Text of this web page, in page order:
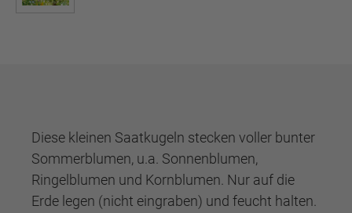
Diese kleinen Saatkugeln stecken voller bunter
Sommerblumen, u.a. Sonnenblumen,
Ringelblumen und Kornblumen. Nur auf die
Erde legen (nicht eingraben) und feucht halten.